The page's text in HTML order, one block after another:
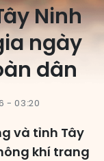
Ninh
ngày
dân
- 03:20
và tỉnh Tây
khí trang